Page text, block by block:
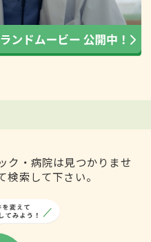
ク・病院は見つかりませ
索して下さい。